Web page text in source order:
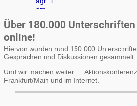
Über 180.000
online!
Hiervon wurden rund 150.000
Gesprächen und Diskussionen gesammelt.
Und wir machen weiter …
Frankfurt/Main und im Internet.